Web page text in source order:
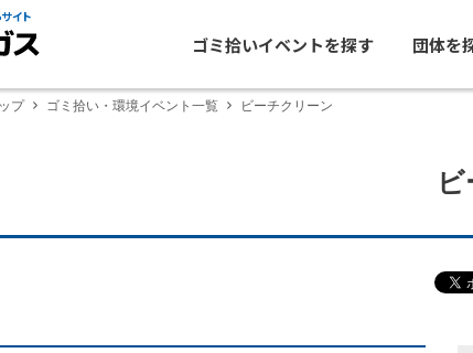
イト
ゴミ拾いイベントを探す 団体を
プ ゴミ拾い・環境イベント一覧 ビーチクリーン